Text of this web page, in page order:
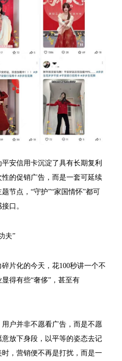
安信用卡沉淀了具有长期复利
的促销广告，而是一套可延续
节点，“守护”“家国情怀”都可
口。
夫”
片化的今天，花100秒讲一个不
得有些“奢侈”，甚至有
户并非不愿看广告，而是不愿
放下身段，以平等的姿态去记
，营销便不再是打扰，而是一